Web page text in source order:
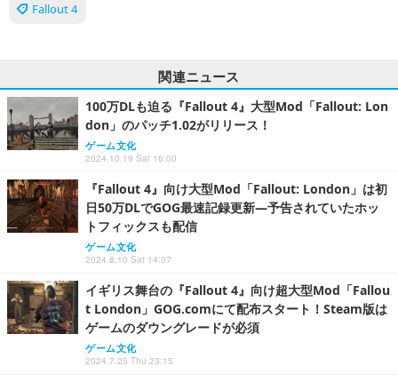
Fallout 4
関連ニュース
100万DLも迫る『Fallout 4』大型Mod「Fallout: Lon
don」のパッチ1.02がリリース！
ゲーム文化
2024.10.19 Sat 16:00
『Fallout 4』向け大型Mod「Fallout: London」は初
日50万DLでGOG最速記録更新―予告されていたホッ
トフィックスも配信
ゲーム文化
2024.8.10 Sat 14:07
イギリス舞台の『Fallout 4』向け超大型Mod「Fallou
t London」GOG.comにて配布スタート！Steam版は
ゲームのダウングレードが必須
ゲーム文化
2024.7.25 Thu 23:15